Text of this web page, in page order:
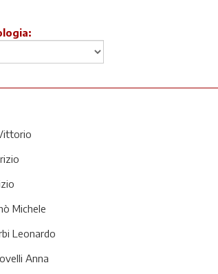
Michele
Leonardo
Anna